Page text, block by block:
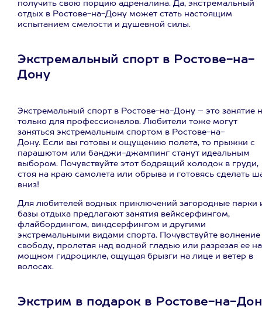
получить свою порцию адреналина. Да, экстремальный
отдых в Ростове-на-Дону может стать настоящим
испытанием смелости и душевной силы.
Экстремальный спорт в Ростове-на-
Дону
Экстремальный спорт в Ростове-на-Дону – это занятие
только для профессионалов. Любители тоже могут
заняться экстремальным спортом в Ростове-на-
Дону. Если вы готовы к ощущению полета, то прыжки с
парашютом или банджи-джампинг станут идеальным
выбором. Почувствуйте этот бодрящий холодок в груди,
стоя на краю самолета или обрыва и готовясь сделать
вниз!
Для любителей водных приключений загородные парки
базы отдыха предлагают занятия вейксерфингом,
флайбордингом, виндсерфингом и другими
экстремальными видами спорта. Почувствуйте волнение
свободу, пролетая над водной гладью или разрезая ее на
мощном гидроцикле, ощущая брызги на лице и ветер в
волосах.
Экстрим в подарок в Ростове-на-